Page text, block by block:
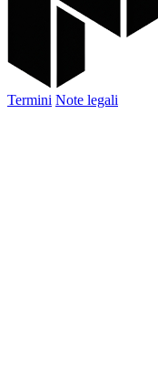
Termini Note legali